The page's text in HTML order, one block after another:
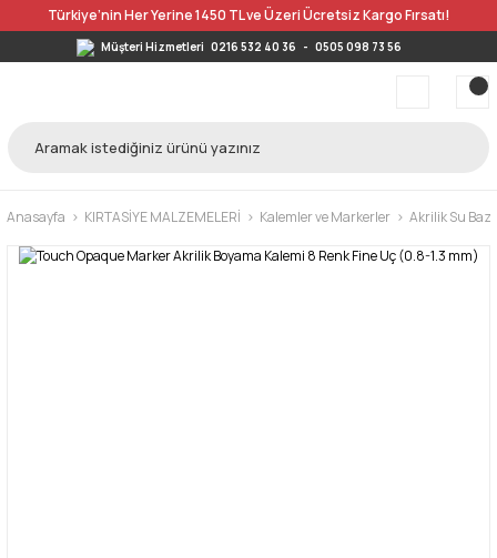
Türkiye’nin Her Yerine 1450 TL ve Üzeri Ücretsiz Kargo Fırsatı!
Müşteri Hizmetleri 0216 532 40 36 - 0505 098 73 56
Anasayfa KIRTASİYE MALZEMELERİ Kalemler ve Markerler Akrilik Su